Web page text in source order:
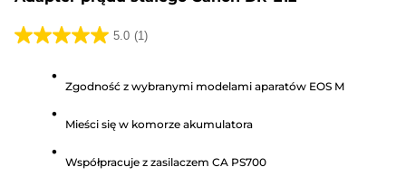
5.0 (1)
5.0
gwiazdek.
Recenzja
Zgodność z wybranymi modelami aparatów EOS M
Mieści się w komorze akumulatora
Współpracuje z zasilaczem CA PS700